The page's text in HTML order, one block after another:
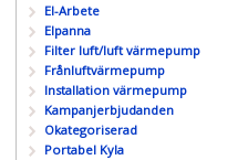
El-Arbete
Elpanna
Filter luft/luft värmepump
Frånluftvärmepump
Installation värmepump
Kampanjerbjudanden
Okategoriserad
Portabel Kyla